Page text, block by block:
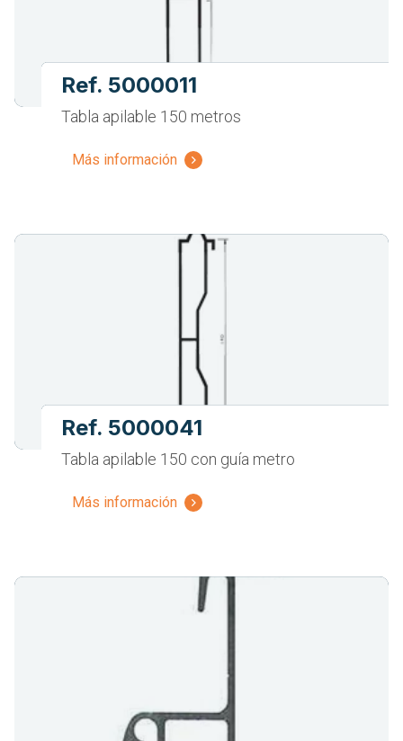
Ref. 5000011
Tabla apilable 150 metros
Más información
Ref. 5000041
Tabla apilable 150 con guía metro
Más información